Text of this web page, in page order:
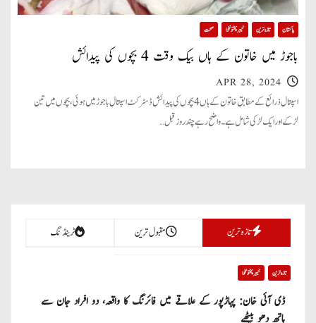
پاکستان تازہ ترین خیبر پختونخوا صحت
باجوڑ میں خاتون کے ہاں بیک وقت 4 بچوں کی پیدائش
APR 28, 2024
اسپتال ذرائع کے مطابق خاتون کے ہاں 4 بچوں کی پیدائش ڈسٹرکٹ اسپتال باجوڑ میں ہوئی، بچوں میں تین
لڑکے اور ایک لڑکی شامل ہے۔ واضح رہے چند روز قبل…
تازہ ترین مقبول ترین ٹرینڈنگ
تازہ ترین خیبر پختونخوا
ڈی آئی خان: پہاڑپور کے علاقے میں فائرنگ کا واقعہ، دو افراد جان سے
ہاتھ دھو بیٹھے